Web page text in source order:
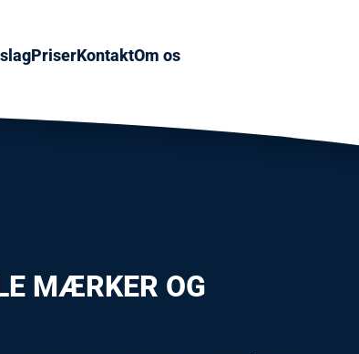
PriserKontaktOm os
MÆRKER OG